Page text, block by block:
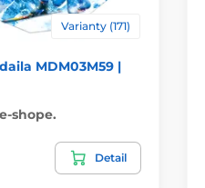
Varianty (171)
MDM03M59 |
shope.
Detail